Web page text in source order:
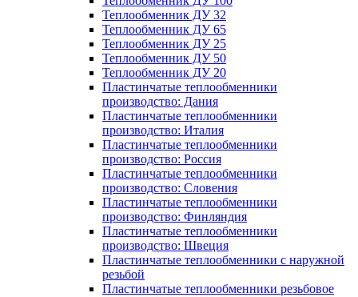
Теплообменник ДУ 32
Теплообменник ДУ 65
Теплообменник ДУ 25
Теплообменник ДУ 50
Теплообменник ДУ 20
Пластинчатые теплообменники
производство: Дания
Пластинчатые теплообменники
производство: Италия
Пластинчатые теплообменники
производство: Россия
Пластинчатые теплообменники
производство: Словения
Пластинчатые теплообменники
производство: Финляндия
Пластинчатые теплообменники
производство: Швеция
Пластинчатые теплообменники с наружной
резьбой
Пластинчатые теплообменники резьбовое